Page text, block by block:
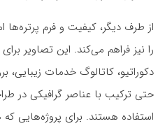
از طرف دیگر، کیفیت و فرم پرتره‌ها
را نیز فراهم می‌کند. این تصاویر
دکوراتیو، کاتالوگ خدمات زیبایی،
حتی ترکیب با عناصر گرافیکی در
استفاده هستند. برای پروژه‌هایی